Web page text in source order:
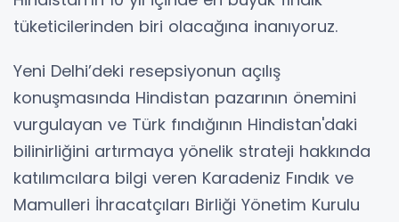
tüketicilerinden biri olacağına inanıyoruz.
Yeni Delhi’deki resepsiyonun açılış
konuşmasında Hindistan pazarının önemini
vurgulayan ve Türk fındığının Hindistan'daki
bilinirliğini artırmaya yönelik strateji hakkında
katılımcılara bilgi veren Karadeniz Fındık ve
Mamulleri İhracatçıları Birliği Yönetim Kurulu